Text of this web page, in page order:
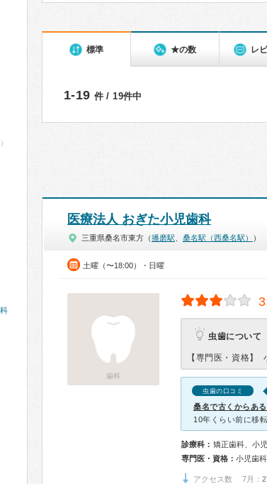
標準 ★の数 レ
1-19 件 / 19件中
医療法人 おぎた小児歯科
三重県桑名市東方（播磨駅 桑名駅（西桑名駅） ）
土曜（〜18:00）・日曜
歯科
虫歯について
【専門医・資格】
虫歯の口コミ
桑名で古くからあ
診療科： 矯正歯科、小
専門医・資格： 小児歯
アクセス数 7月：